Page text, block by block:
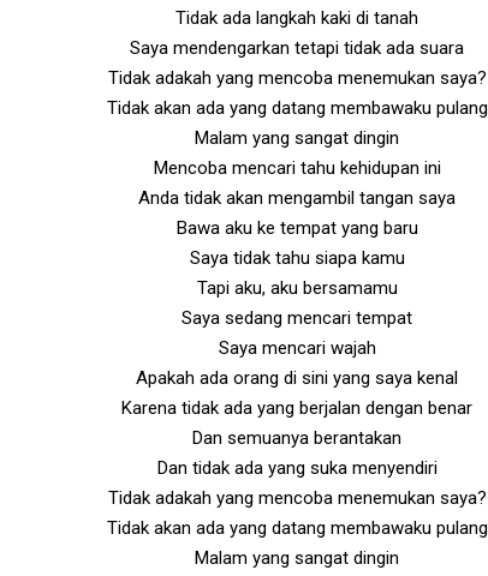
Tidak ada langkah kaki di tanah
Saya mendengarkan tetapi tidak ada suara
Tidak adakah yang mencoba menemukan saya?
Tidak akan ada yang datang membawaku pulang
Malam yang sangat dingin
Mencoba mencari tahu kehidupan ini
Anda tidak akan mengambil tangan saya
Bawa aku ke tempat yang baru
Saya tidak tahu siapa kamu
Tapi aku, aku bersamamu
Saya sedang mencari tempat
Saya mencari wajah
Apakah ada orang di sini yang saya kenal
Karena tidak ada yang berjalan dengan benar
Dan semuanya berantakan
Dan tidak ada yang suka menyendiri
Tidak adakah yang mencoba menemukan saya?
Tidak akan ada yang datang membawaku pulang
Malam yang sangat dingin